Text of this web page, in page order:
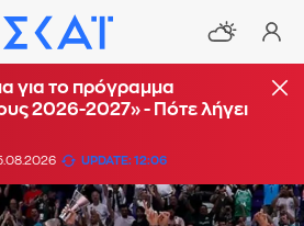
για το πρόγραμμα
2026-2027» - Πότε λήγει
UPDATE: 12:06